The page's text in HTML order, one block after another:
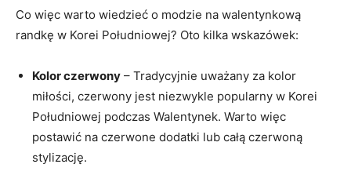
Co więc warto wiedzieć o modzie na walentynkową
randkę w ⁤Korei⁣ Południowej? Oto ‍kilka wskazówek:
Kolor czerwony – Tradycyjnie ‍uważany za kolor
miłości, czerwony jest niezwykle ⁢popularny w⁢ Korei
Południowej​ podczas Walentynek. Warto więc
postawić na czerwone dodatki lub całą ⁢czerwoną
stylizację.